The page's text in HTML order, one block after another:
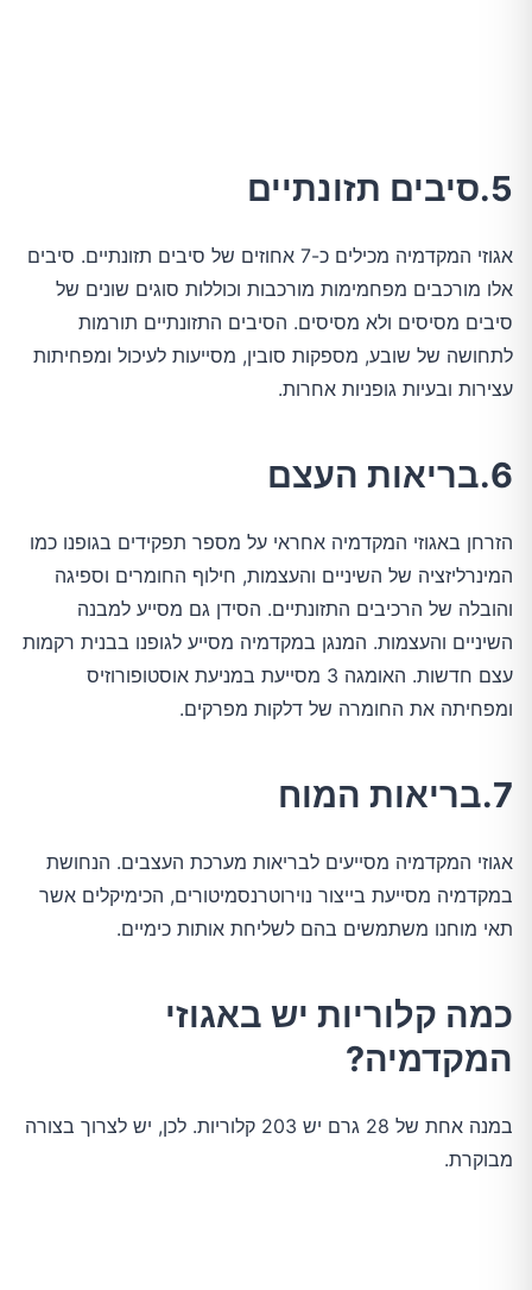
5.סיבים תזונתיים
אגוזי המקדמיה מכילים כ-7 אחוזים של סיבים תזונתיים. סיבים
אלו מורכבים מפחמימות מורכבות וכוללות סוגים שונים של
סיבים מסיסים ולא מסיסים. הסיבים התזונתיים תורמות
לתחושה של שובע, מספקות סובין, מסייעות לעיכול ומפחיתות
עצירות ובעיות גופניות אחרות.
6.בריאות העצם
הזרחן באגוזי המקדמיה אחראי על מספר תפקידים בגופנו כמו
המינרליזציה של השיניים והעצמות, חילוף החומרים וספיגה
והובלה של הרכיבים התזונתיים. הסידן גם מסייע למבנה
השיניים והעצמות. המנגן במקדמיה מסייע לגופנו בבנית רקמות
עצם חדשות. האומגה 3 מסייעת במניעת אוסטופורוזיס
ומפחיתה את החומרה של דלקות מפרקים.
7.בריאות המוח
אגוזי המקדמיה מסייעים לבריאות מערכת העצבים. הנחושת
במקדמיה מסייעת בייצור נוירוטרנסמיטורים, הכימיקלים אשר
תאי מוחנו משתמשים בהם לשליחת אותות כימיים.
כמה קלוריות יש באגוזי
המקדמיה?
במנה אחת של 28 גרם יש 203 קלוריות. לכן, יש לצרוך בצורה
מבוקרת.